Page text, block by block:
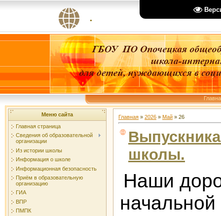
.
Меню сайта
Главная страница
Сведения об образовательной
организации
Из истории школы
Информация о школе
Информационная безопасность
Приём в образовательную
организацию
ГИА
ВПР
ПМПК
Главная » 2026 » Май » 26
школы.
Наши